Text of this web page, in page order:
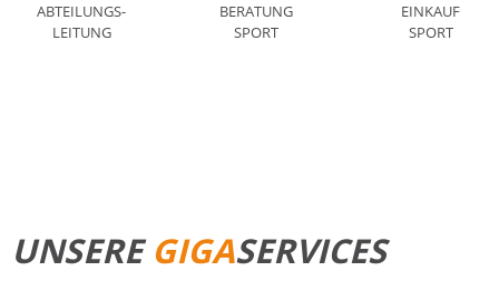
ABTEILUNGS-
LEITUNG
BERATUNG
SPORT
EINKAUF
SPORT
UNSEREGIGASERVICES